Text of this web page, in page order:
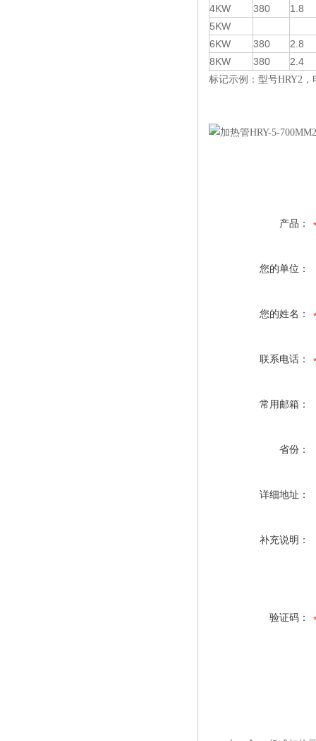
4KW
380
1.8
5KW
6KW
380
2.8
8KW
380 2.4
标记示例：型号HRY2
产品：
您的单位：
您的姓名：
联系电话：
常用邮箱：
省份：
详细地址：
补充说明：
验证码：